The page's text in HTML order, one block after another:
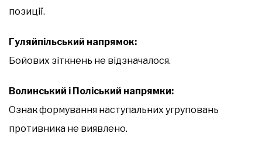
позиції.
Гуляйпільський напрямок:
Бойових зіткнень не відзначалося.
Волинський і Поліський напрямки:
Ознак формування наступальних угруповань
противника не виявлено.